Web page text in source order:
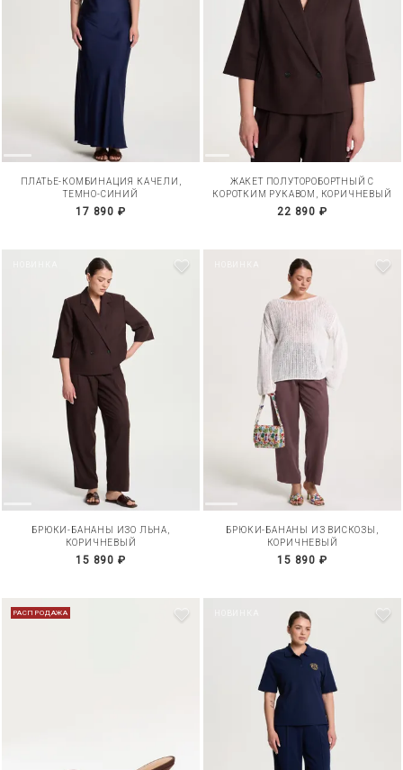
ПЛАТЬЕ-КОМБИНАЦИЯ КАЧЕЛИ,
ТЕМНО-СИНИЙ
17 890 ₽
ЖАКЕТ ПОЛУТОРОБОРТНЫЙ С
КОРОТКИМ РУКАВОМ, КОРИЧНЕВЫЙ
22 890 ₽
БРЮКИ-БАНАНЫ ИЗО ЛЬНА,
КОРИЧНЕВЫЙ
15 890 ₽
БРЮКИ-БАНАНЫ ИЗ ВИСКОЗЫ,
КОРИЧНЕВЫЙ
15 890 ₽
РАСПРОДАЖА